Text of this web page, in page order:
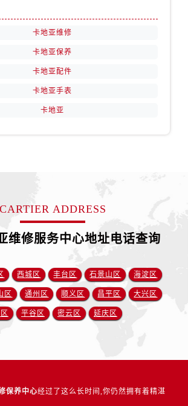
卡地亚维修
卡地亚保养
卡地亚配件
卡地亚手表
卡地亚
CARTIER ADDRESS
维修服务中心地址电话查询
西城区 丰台区 石景山区 海淀区
区 通州区 顺义区 昌平区 大兴区
平谷区 密云区 延庆区
保养中心经过了这么长时间,你仍然拥有着精湛